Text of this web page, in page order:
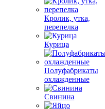
Кролик, утка,
перепелка
Курица
Полуфабрикаты
охлажденные
Свинина